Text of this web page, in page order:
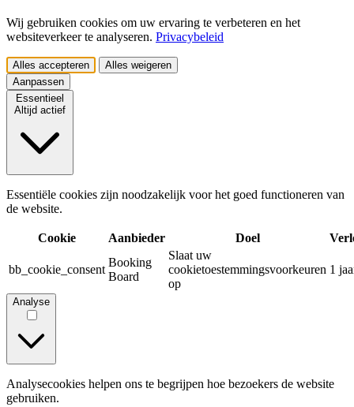
Wij gebruiken cookies om uw ervaring te verbeteren en het
websiteverkeer te analyseren. Privacybeleid
Alles accepteren
Alles weigeren
Aanpassen
Essentieel
Altijd actief
Essentiële cookies zijn noodzakelijk voor het goed functioneren van
de website.
Cookie Aanbieder Doel
bb_cookie_consent
Booking
Board
Slaat uw
cookietoestemmingsvoorkeuren
op
1
Analyse
Analysecookies helpen ons te begrijpen hoe bezoekers de website
gebruiken.